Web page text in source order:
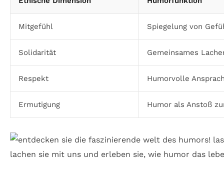
Mitgefühl Spiegelung von
Solidarität Gemeinsames
Respekt Humorvolle
Ermutigung Humor als Anstoß